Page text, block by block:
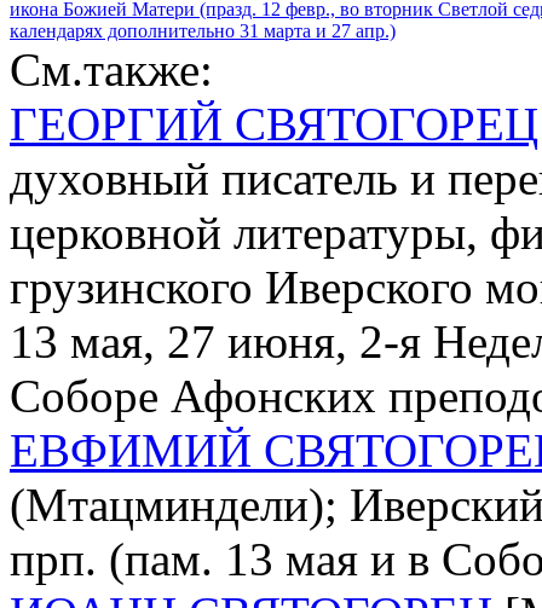
икона Божией Матери (празд. 12 февр., во вторник Светлой
календарях дополнительно 31 марта и 27 апр.)
См.также:
ГЕОРГИЙ СВЯТОГОРЕЦ
духовный писатель и
церковной литературы,
грузинского Иверского
13 мая, 27 июня, 2-я
Соборе Афонских
ЕВФИМИЙ
(Мтацминдели);
прп. (пам. 13 мая и в